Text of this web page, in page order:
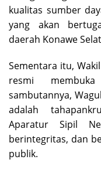
kualitas sumber
yang akan
daerah Konawe
Sementara itu,
resmi
sambutannya,
adalah
Aparatur Sipil
berintegritas, dan
publik.